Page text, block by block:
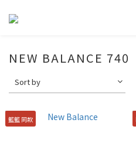
NEW BALANCE 740
Sort by
籃籃 同款